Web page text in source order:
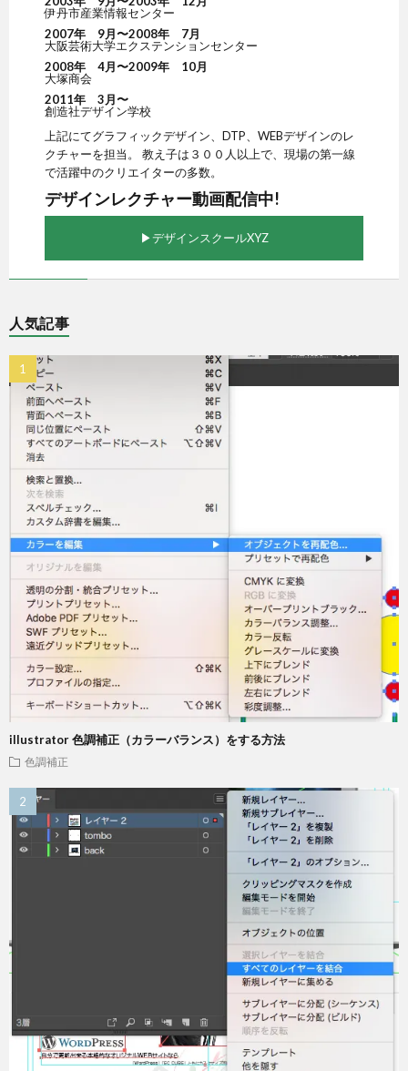
伊丹市産業情報センター
2007年 9月〜2008年 7月
大阪芸術大学エクステンションセンター
2008年 4月〜2009年 10月
大塚商会
2011年 3月〜
創造社デザイン学校
上記にてグラフィックデザイン、DTP、WEBデザインのレ
クチャーを担当。 教え子は３００人以上で、現場の第一線
で活躍中のクリエイターの多数。
デザインレクチャー動画配信中!
▶︎デザインスクールXYZ
人気記事
illustrator 色調補正（カラーバランス）をする方法
色調補正